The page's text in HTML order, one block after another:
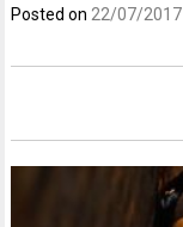
Posted on22/07/2017